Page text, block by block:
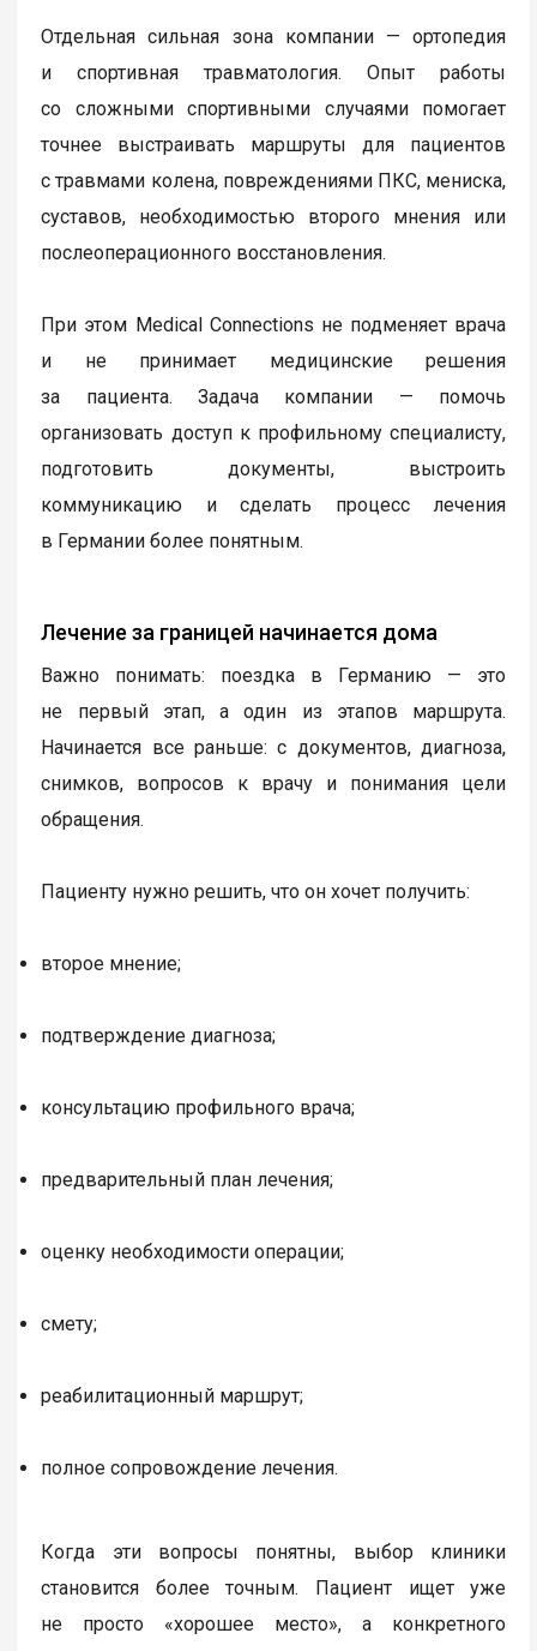
Отдельная сильная зона компании — ортопедия
и спортивная травматология. Опыт работы
со сложными спортивными случаями помогает
точнее выстраивать маршруты для пациентов
с травмами колена, повреждениями ПКС, мениска,
суставов, необходимостью второго мнения или
послеоперационного восстановления.
При этом Medical Connections не подменяет врача
и не принимает медицинские решения
за пациента. Задача компании — помочь
организовать доступ к профильному специалисту,
подготовить документы, выстроить
коммуникацию и сделать процесс лечения
в Германии более понятным.
Лечение за границей начинается дома
Важно понимать: поездка в Германию — это
не первый этап, а один из этапов маршрута.
Начинается все раньше: с документов, диагноза,
снимков, вопросов к врачу и понимания цели
обращения.
Пациенту нужно решить, что он хочет получить:
второе мнение;
подтверждение диагноза;
консультацию профильного врача;
предварительный план лечения;
оценку необходимости операции;
смету;
реабилитационный маршрут;
полное сопровождение лечения.
Когда эти вопросы понятны, выбор клиники
становится более точным. Пациент ищет уже
не просто «хорошее место», а конкретного